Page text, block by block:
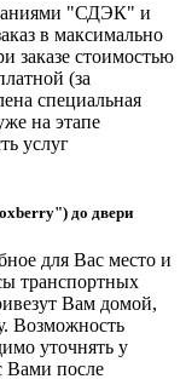
"СДЭК" и
в максимально
заказе стоимостью
(за
специальная
на этапе
услуг
до двери
для Вас место и
транспортных
Вам домой,
Возможность
уточнять у
Вами после